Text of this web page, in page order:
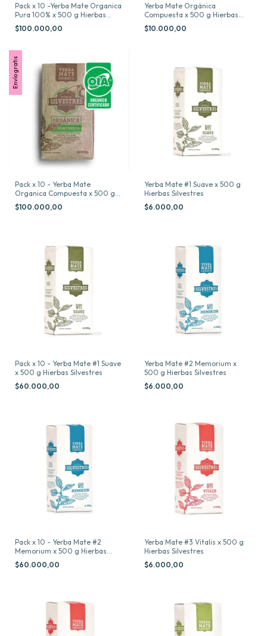
Pack x 10 -Yerba Mate Organica
Pura 100% x 500 g Hierbas
Silvestres
$100.000,00
Yerba Mate Orgánica
Compuesta x 500 g Hierbas
Silvestres
$10.000,00
Envío gratis
Pack x 10 - Yerba Mate
Organica Compuesta x 500 g
Hierbas Silvestres
$100.000,00
Yerba Mate #1 Suave x 500 g
Hierbas Silvestres
$6.000,00
Pack x 10 - Yerba Mate #1 Suave
x 500 g Hierbas Silvestres
$60.000,00
Yerba Mate #2 Memorium x
500 g Hierbas Silvestres
$6.000,00
Pack x 10 - Yerba Mate #2
Memorium x 500 g Hierbas
Silvestres
$60.000,00
Yerba Mate #3 Vitalis x 500 g
Hierbas Silvestres
$6.000,00